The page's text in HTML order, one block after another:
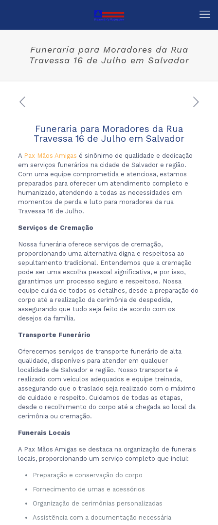
Funeraria para Moradores da Rua
Travessa 16 de Julho em Salvador
Funeraria para Moradores da Rua
Travessa 16 de Julho em Salvador
A Pax Mãos Amigas é sinônimo de qualidade e dedicação
em serviços funerários na cidade de Salvador e região.
Com uma equipe comprometida e atenciosa, estamos
preparados para oferecer um atendimento completo e
humanizado, atendendo a todas as necessidades em
momentos de perda e luto para moradores da rua
Travessa 16 de Julho.
Serviços de Cremação
Nossa funerária oferece serviços de cremação,
proporcionando uma alternativa digna e respeitosa ao
sepultamento tradicional. Entendemos que a cremação
pode ser uma escolha pessoal significativa, e por isso,
garantimos um processo seguro e respeitoso. Nossa
equipe cuida de todos os detalhes, desde a preparação do
corpo até a realização da cerimônia de despedida,
assegurando que tudo seja feito de acordo com os
desejos da família.
Transporte Funerário
Oferecemos serviços de transporte funerário de alta
qualidade, disponíveis para atender em qualquer
localidade de Salvador e região. Nosso transporte é
realizado com veículos adequados e equipe treinada,
assegurando que o traslado seja realizado com o máximo
de cuidado e respeito. Cuidamos de todas as etapas,
desde o recolhimento do corpo até a chegada ao local da
cerimônia ou cremação.
Funerais Locais
A Pax Mãos Amigas se destaca na organização de funerais
locais, proporcionando um serviço completo que inclui:
Preparação e conservação do corpo
Fornecimento de urnas e acessórios
Organização de cerimônias personalizadas
Assistência com a documentação necessária